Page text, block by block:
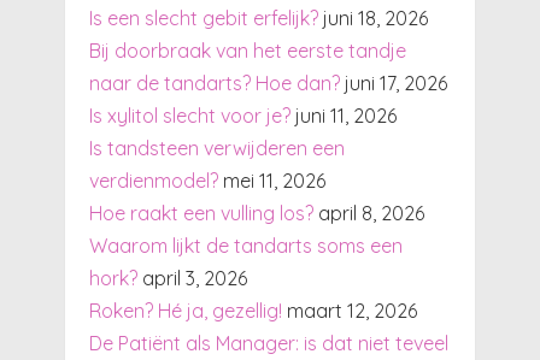
Is een slecht gebit erfelijk? juni 18, 2026
Bij doorbraak van het eerste tandje
naar de tandarts? Hoe dan? juni 17, 2026
Is xylitol slecht voor je? juni 11, 2026
Is tandsteen verwijderen een
verdienmodel? mei 11, 2026
Hoe raakt een vulling los? april 8, 2026
Waarom lijkt de tandarts soms een
hork? april 3, 2026
Roken? Hé ja, gezellig! maart 12, 2026
De Patiënt als Manager: is dat niet teveel